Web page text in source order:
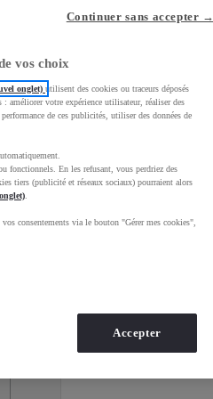
vos choix
onglet) utilisent des cookies ou traceurs déposés
améliorer votre expérience utilisateur, réaliser des
de ces publicités, utiliser des données de
fonctionnels. En les refusant, vous perdriez des
tiers (publicité et réseaux sociaux) pourraient alors
consentements via le bouton "Gérer mes cookies",
Continuer sans accepter →
Accepter